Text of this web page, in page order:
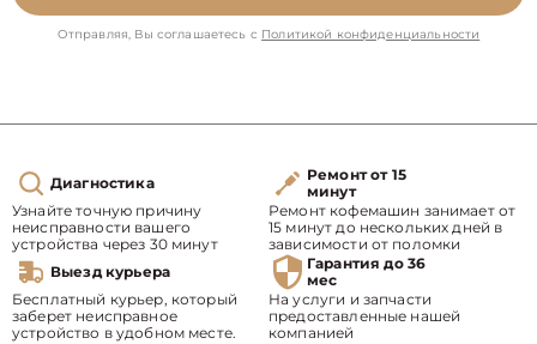
Отправляя, Вы соглашаетесь с Политикой конфиденциальности
Диагностика
Узнайте точную причину
неисправности вашего
устройства через 30 минут
Ремонт от 15
минут
Ремонт кофемашин занимает от
15 минут до нескольких дней в
зависимости от поломки
Выезд курьера
Бесплатный курьер, который
заберет неисправное
устройство в удобном месте.
Гарантия до 36
мес
На услуги и запчасти
предоставленные нашей
компанией